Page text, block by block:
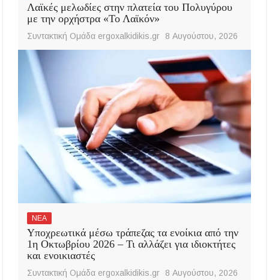
Λαϊκές μελωδίες στην πλατεία του Πολυγύρου
με την ορχήστρα «Το Λαϊκόν»
Συντακτική Ομάδα ergoxalkidikis.gr 8 Αυγούστου, 2026
ΝΕΑ
Υποχρεωτικά μέσω τράπεζας τα ενοίκια από την
1η Οκτωβρίου 2026 – Τι αλλάζει για ιδιοκτήτες
και ενοικιαστές
Συντακτική Ομάδα ergoxalkidikis.gr 8 Αυγούστου, 2026